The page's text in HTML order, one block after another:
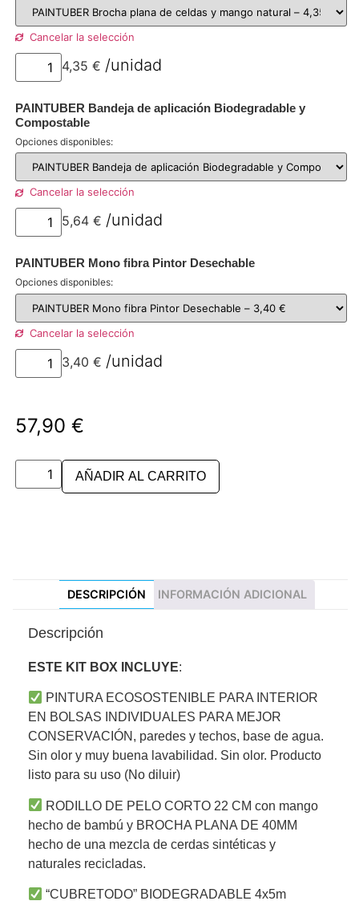
Cancelar la selección
4,35€
PAINTUBER Bandeja de aplicación Biodegradable y
Compostable
Opciones disponibles:
Cancelar la selección
5,64€
PAINTUBER Mono fibra Pintor Desechable
Opciones disponibles:
Cancelar la selección
3,40€
57,90 €
AÑADIR AL CARRITO
DESCRIPCIÓN INFORMACIÓN ADICIONAL
Descripción
ESTE KIT BOX INCLUYE:
PINTURA ECOSOSTENIBLE PARA INTERIOR
EN BOLSAS INDIVIDUALES PARA MEJOR
CONSERVACIÓN, paredes y techos, base de agua.
Sin olor y muy buena lavabilidad. Sin olor. Producto
listo para su uso (No diluir)
RODILLO DE PELO CORTO 22 CM con mango
hecho de bambú y BROCHA PLANA DE 40MM
hecho de una mezcla de cerdas sintéticas y
naturales recicladas.
“CUBRETODO” BIODEGRADABLE 4x5m